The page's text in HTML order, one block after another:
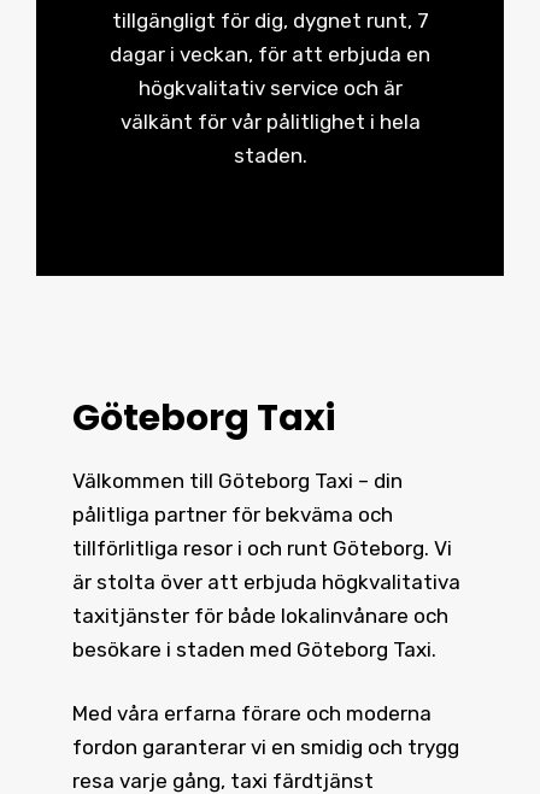
tillgängligt för dig, dygnet runt, 7
dagar i veckan, för att erbjuda en
högkvalitativ service och är
välkänt för vår pålitlighet i hela
staden.
Göteborg Taxi
Välkommen till Göteborg Taxi – din
pålitliga partner för bekväma och
tillförlitliga resor i och runt Göteborg. Vi
är stolta över att erbjuda högkvalitativa
taxitjänster för både lokalinvånare och
besökare i staden med Göteborg Taxi.
Med våra erfarna förare och moderna
fordon garanterar vi en smidig och trygg
resa varje gång, taxi färdtjänst